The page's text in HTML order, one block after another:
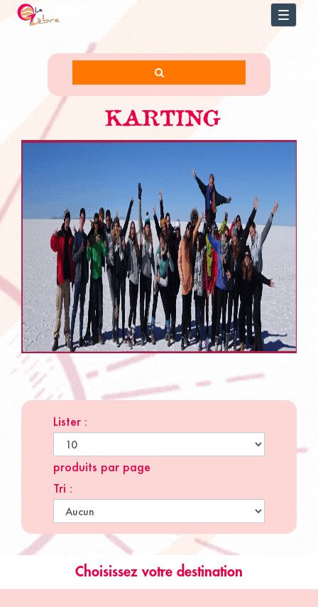
KARTING
Lister :
produits par page
Tri :
Choisissez votre destination